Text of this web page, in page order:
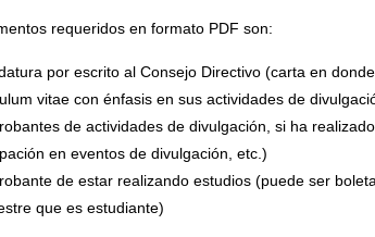
requeridos en formato PDF son:
por escrito al Consejo Directivo (carta en
vitae con énfasis en sus actividades de
de actividades de divulgación, si ha
en eventos de divulgación, etc.)
de estar realizando estudios (puede ser
que es estudiante)